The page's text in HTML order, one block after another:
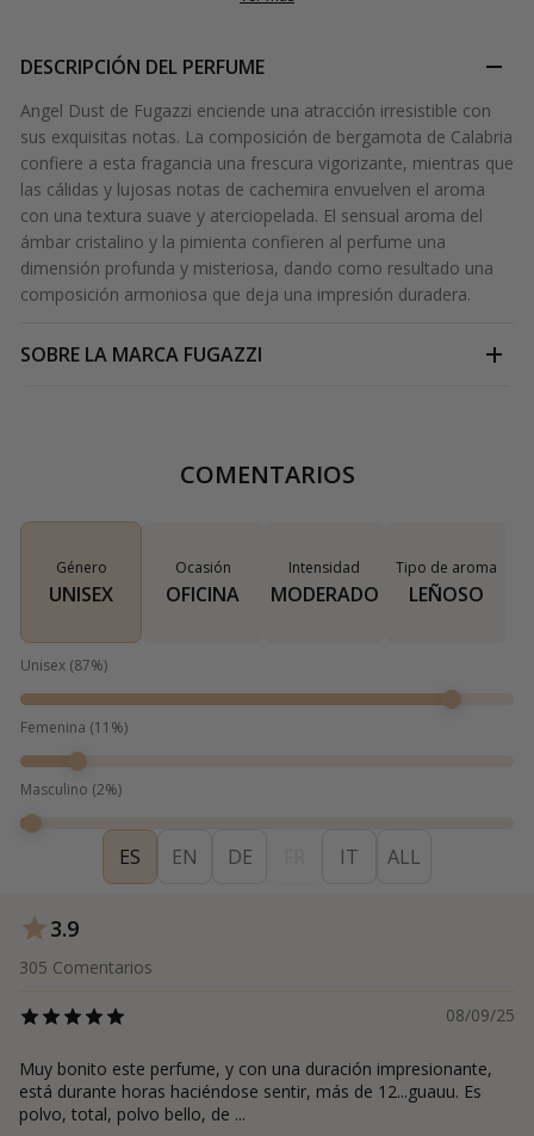
DESCRIPCIÓN DEL PERFUME
Angel Dust de Fugazzi enciende una atracción irresistible con
sus exquisitas notas. La composición de bergamota de Calabria
confiere a esta fragancia una frescura vigorizante, mientras que
las cálidas y lujosas notas de cachemira envuelven el aroma
con una textura suave y aterciopelada. El sensual aroma del
ámbar cristalino y la pimienta confieren al perfume una
dimensión profunda y misteriosa, dando como resultado una
composición armoniosa que deja una impresión duradera.
SOBRE LA MARCA FUGAZZI
COMENTARIOS
Género
UNISEX
Ocasión
OFICINA
Intensidad
MODERADO
Tipo de aroma
LEÑOSO
Unisex (87%)
Femenina (11 %)
Masculino (2%)
ES EN DE IT ALL
3.9
305 Comentarios
08/09/25
Muy bonito este perfume, y con una duración impresionante,
está durante horas haciéndose sentir, más de 12...guauu. Es
polvo, total, polvo bello, de ...